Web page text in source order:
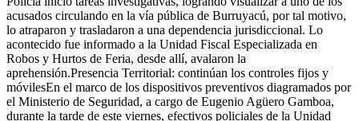
acusados circulando en la vía pública de Burruyacú, por tal motivo,
lo atraparon y trasladaron a una dependencia jurisdiccional. Lo
acontecido fue informado a la Unidad Fiscal Especializada en
Robos y Hurtos de Feria, desde allí, avalaron la
aprehensión.Presencia Territorial: continúan los controles fijos y
móvilesEn el marco de los dispositivos preventivos diagramados por
el Ministerio de Seguridad, a cargo de Eugenio Agüero Gamboa,
durante la tarde de este viernes, efectivos policiales de la Unidad